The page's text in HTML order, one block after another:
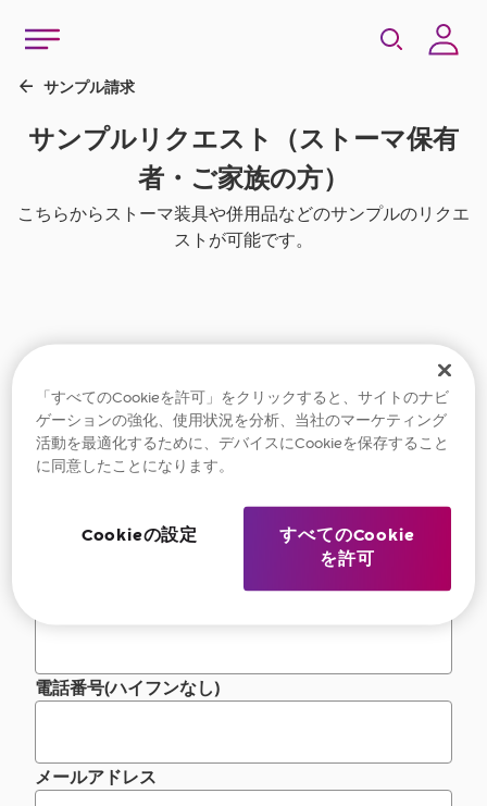
Role / 会員種別
電話番号(ハイフンなし)
メールアドレス
「すべてのCookieを許可」をクリックすると、サイトのナビ
ゲーションの強化、使用状況を分析、当社のマーケティング
活動を最適化するために、デバイスにCookieを保存すること
に同意したことになります。
すべてのCookie
を許可
Cookieの設定